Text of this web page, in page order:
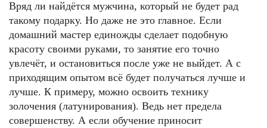
Вряд ли найдётся мужчина, который не будет рад
такому подарку. Но даже не это главное. Если
домашний мастер единожды сделает подобную
красоту своими руками, то занятие его точно
увлечёт, и остановиться после уже не выйдет. А с
приходящим опытом всё будет получаться лучше и
лучше. К примеру, можно освоить технику
золочения (латунирования). Ведь нет предела
совершенству. А если обучение приносит